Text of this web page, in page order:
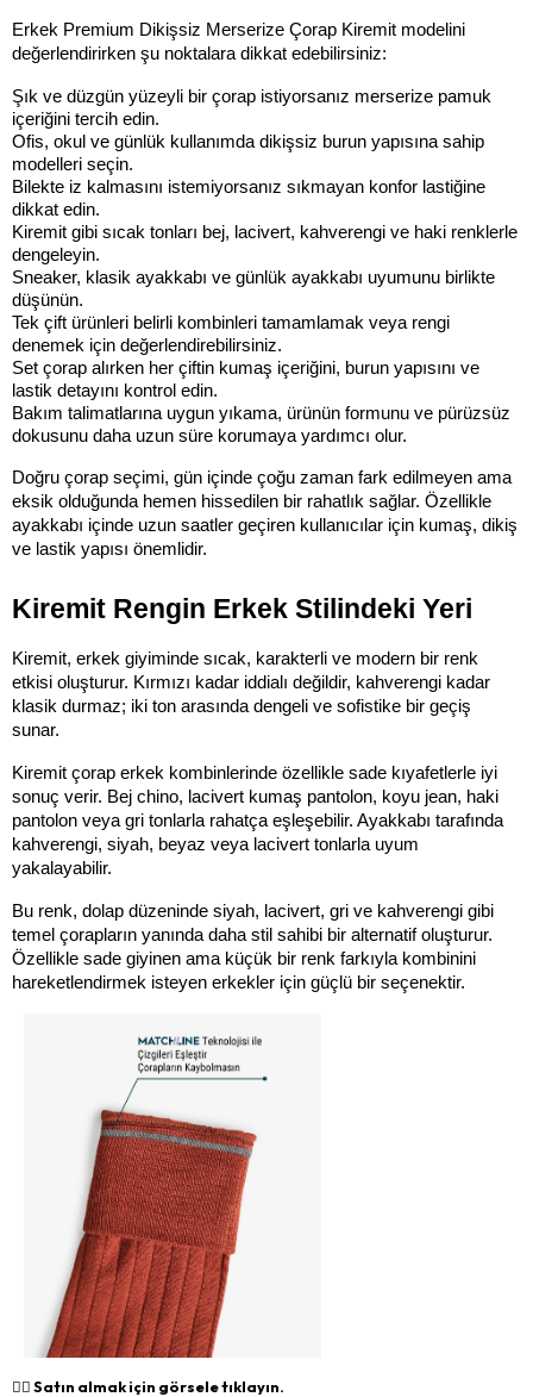
Erkek Premium Dikişsiz Merserize Çorap Kiremit modelini
değerlendirirken şu noktalara dikkat edebilirsiniz:
Şık ve düzgün yüzeyli bir çorap istiyorsanız merserize pamuk
içeriğini tercih edin.
Ofis, okul ve günlük kullanımda dikişsiz burun yapısına sahip
modelleri seçin.
Bilekte iz kalmasını istemiyorsanız sıkmayan konfor lastiğine
dikkat edin.
Kiremit gibi sıcak tonları bej, lacivert, kahverengi ve haki renklerle
dengeleyin.
Sneaker, klasik ayakkabı ve günlük ayakkabı uyumunu birlikte
düşünün.
Tek çift ürünleri belirli kombinleri tamamlamak veya rengi
denemek için değerlendirebilirsiniz.
Set çorap alırken her çiftin kumaş içeriğini, burun yapısını ve
lastik detayını kontrol edin.
Bakım talimatlarına uygun yıkama, ürünün formunu ve pürüzsüz
dokusunu daha uzun süre korumaya yardımcı olur.
Doğru çorap seçimi, gün içinde çoğu zaman fark edilmeyen ama
eksik olduğunda hemen hissedilen bir rahatlık sağlar. Özellikle
ayakkabı içinde uzun saatler geçiren kullanıcılar için kumaş, dikiş
ve lastik yapısı önemlidir.
Kiremit Rengin Erkek Stilindeki Yeri
Kiremit, erkek giyiminde sıcak, karakterli ve modern bir renk
etkisi oluşturur. Kırmızı kadar iddialı değildir, kahverengi kadar
klasik durmaz; iki ton arasında dengeli ve sofistike bir geçiş
sunar.
Kiremit çorap erkek kombinlerinde özellikle sade kıyafetlerle iyi
sonuç verir. Bej chino, lacivert kumaş pantolon, koyu jean, haki
pantolon veya gri tonlarla rahatça eşleşebilir. Ayakkabı tarafında
kahverengi, siyah, beyaz veya lacivert tonlarla uyum
yakalayabilir.
Bu renk, dolap düzeninde siyah, lacivert, gri ve kahverengi gibi
temel çorapların yanında daha stil sahibi bir alternatif oluşturur.
Özellikle sade giyinen ama küçük bir renk farkıyla kombinini
hareketlendirmek isteyen erkekler için güçlü bir seçenektir.
👉🏻 Satın almak için görsele tıklayın.